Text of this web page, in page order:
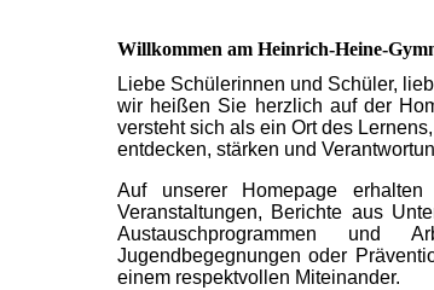
Willkommen am Heinrich-Heine-
Liebe Schülerinnen und Schüler,
wir heißen Sie herzlich auf der
versteht sich als ein Ort des
entdecken, stärken und
Auf unserer Homepage
Veranstaltungen, Berichte aus
Austauschprogrammen und
Jugendbegegnungen oder
einem respektvollen Miteinander.